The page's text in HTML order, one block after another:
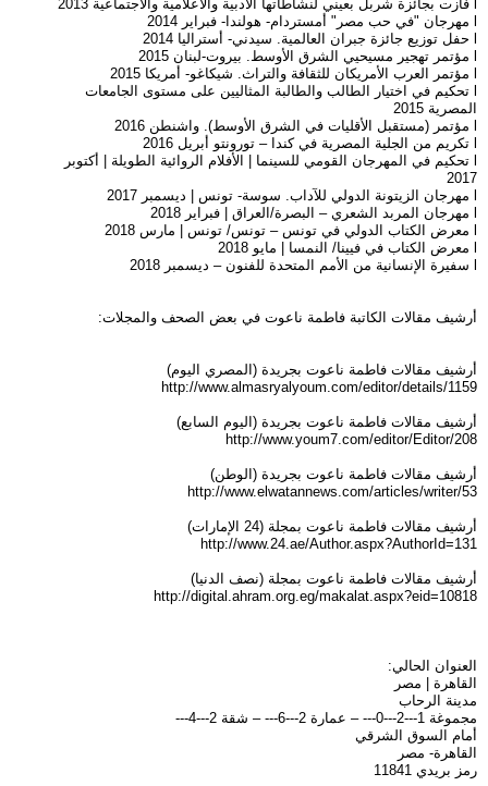
l تحكيم في اختيار الطالب والطالبة المثاليين على مستوى الجامعات
المصرية 2015
l تحكيم في المهرجان القومي للسينما | الأفلام الروائية الطويلة | أكتوبر
2017
أرشيف مقالات الكاتبة فاطمة ناعوت في بعض الصحف والمجلات:
أرشيف مقالات فاطمة ناعوت بجريدة (المصري اليوم)
http://www.almasryalyoum.com/editor/details/1159
أرشيف مقالات فاطمة ناعوت بجريدة (اليوم السابع)
http://www.youm7.com/editor/Editor/208
أرشيف مقالات فاطمة ناعوت بجريدة (الوطن)
http://www.elwatannews.com/articles/writer/53
أرشيف مقالات فاطمة ناعوت بمجلة (24 الإمارات)
http://www.24.ae/Author.aspx?AuthorId=131
أرشيف مقالات فاطمة ناعوت بمجلة (نصف الدنيا)
http://digital.ahram.org.eg/makalat.aspx?eid=10818
العنوان الحالي:
القاهرة | مصر
مدينة الرحاب
مجموغة 1---2---0--- – عمارة 2---6--- – شقة 2---4---
أمام السوق الشرقي
القاهرة- مصر
رمز بريدي 11841